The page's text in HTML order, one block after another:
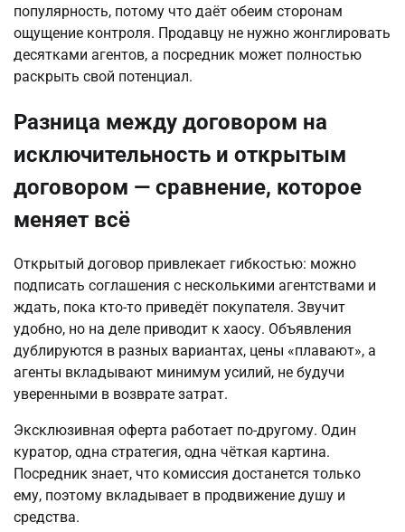
популярность, потому что даёт обеим сторонам
ощущение контроля. Продавцу не нужно жонглировать
десятками агентов, а посредник может полностью
раскрыть свой потенциал.
Разница между договором на
исключительность и открытым
договором — сравнение, которое
меняет всё
Открытый договор привлекает гибкостью: можно
подписать соглашения с несколькими агентствами и
ждать, пока кто-то приведёт покупателя. Звучит
удобно, но на деле приводит к хаосу. Объявления
дублируются в разных вариантах, цены «плавают», а
агенты вкладывают минимум усилий, не будучи
уверенными в возврате затрат.
Эксклюзивная оферта работает по-другому. Один
куратор, одна стратегия, одна чёткая картина.
Посредник знает, что комиссия достанется только
ему, поэтому вкладывает в продвижение душу и
средства.